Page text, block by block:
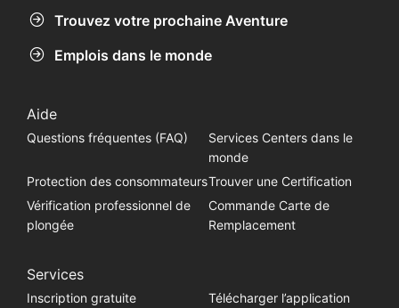
Trouvez votre prochaine Aventure
Emplois dans le monde
Aide
Questions fréquentes (FAQ)
Services Centers dans le
monde
Protection des consommateursTrouver une Certification
Vérification professionnel de
plongée
Commande Carte de
Remplacement
Services
Inscription gratuite
Télécharger l’application